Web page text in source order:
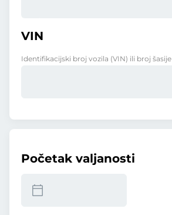
VIN
Identifikacijski broj vozila (VIN) ili broj šasije
Početak valjanosti